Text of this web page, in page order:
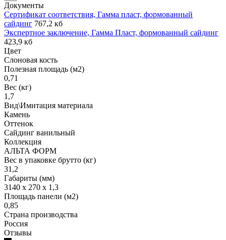
Документы
Сертификат соответствия, Гамма пласт, формованный
сайдинг 767,2 кб
Экспертное заключение, Гамма Пласт, формованный сайдинг
423,9 кб
Цвет
Слоновая кость
Полезная площадь (м2)
0,71
Вес (кг)
1,7
Вид\Имитация материала
Камень
Оттенок
Сайдинг ванильный
Коллекция
АЛЬТА ФОРМ
Вес в упаковке брутто (кг)
31,2
Габариты (мм)
3140 x 270 x 1,3
Площадь панели (м2)
0,85
Страна производства
Россия
Отзывы